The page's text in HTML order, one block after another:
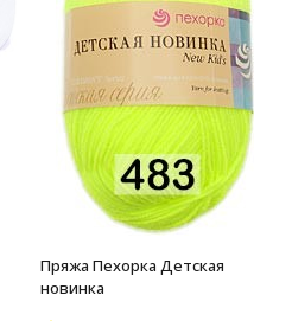
Пряжа Пехорка Детская
новинка